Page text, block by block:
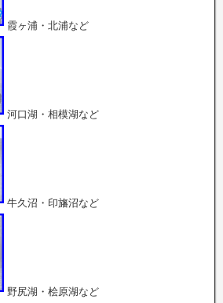
霞ヶ浦・北浦など
河口湖・相模湖など
牛久沼・印旛沼など
野尻湖・桧原湖など